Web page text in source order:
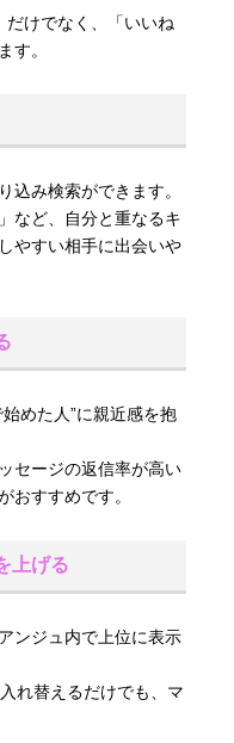
けでなく、「いいね
す。
込み検索ができます。
など、自分と重なるキ
やすい相手に出会いや
めた人”に親近感を抱
セージの返信率が高い
おすすめです。
上げる
ンジュ内で上位に表示
れ替えるだけでも、マ